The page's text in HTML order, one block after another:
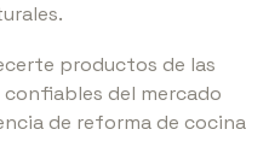
productos de las
confiables del mercado
de reforma de cocina